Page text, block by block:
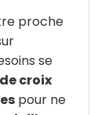
proche
se
croix
pour ne